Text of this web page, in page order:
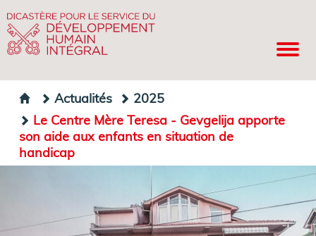
Actualités
2025
Le Centre Mère Teresa - Gevgelija apporte
son aide aux enfants en situation de
handicap